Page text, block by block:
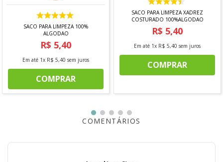
SACO PARA LIMPEZA 100%
ALGODAO
R$ 5,40
Em até 1x R$ 5,40 sem juros
COMPRAR
SACO PARA LIMPEZA XADREZ
COSTURADO 100%ALGODAO
R$ 5,40
Em até 1x R$ 5,40 sem juros
COMPRAR
COMENTÁRIOS